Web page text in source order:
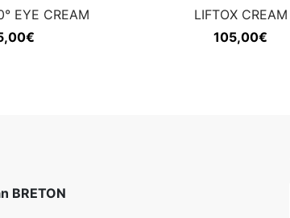
EYE CREAM
€
LIFTOX CREAM
105,00€
BRETON